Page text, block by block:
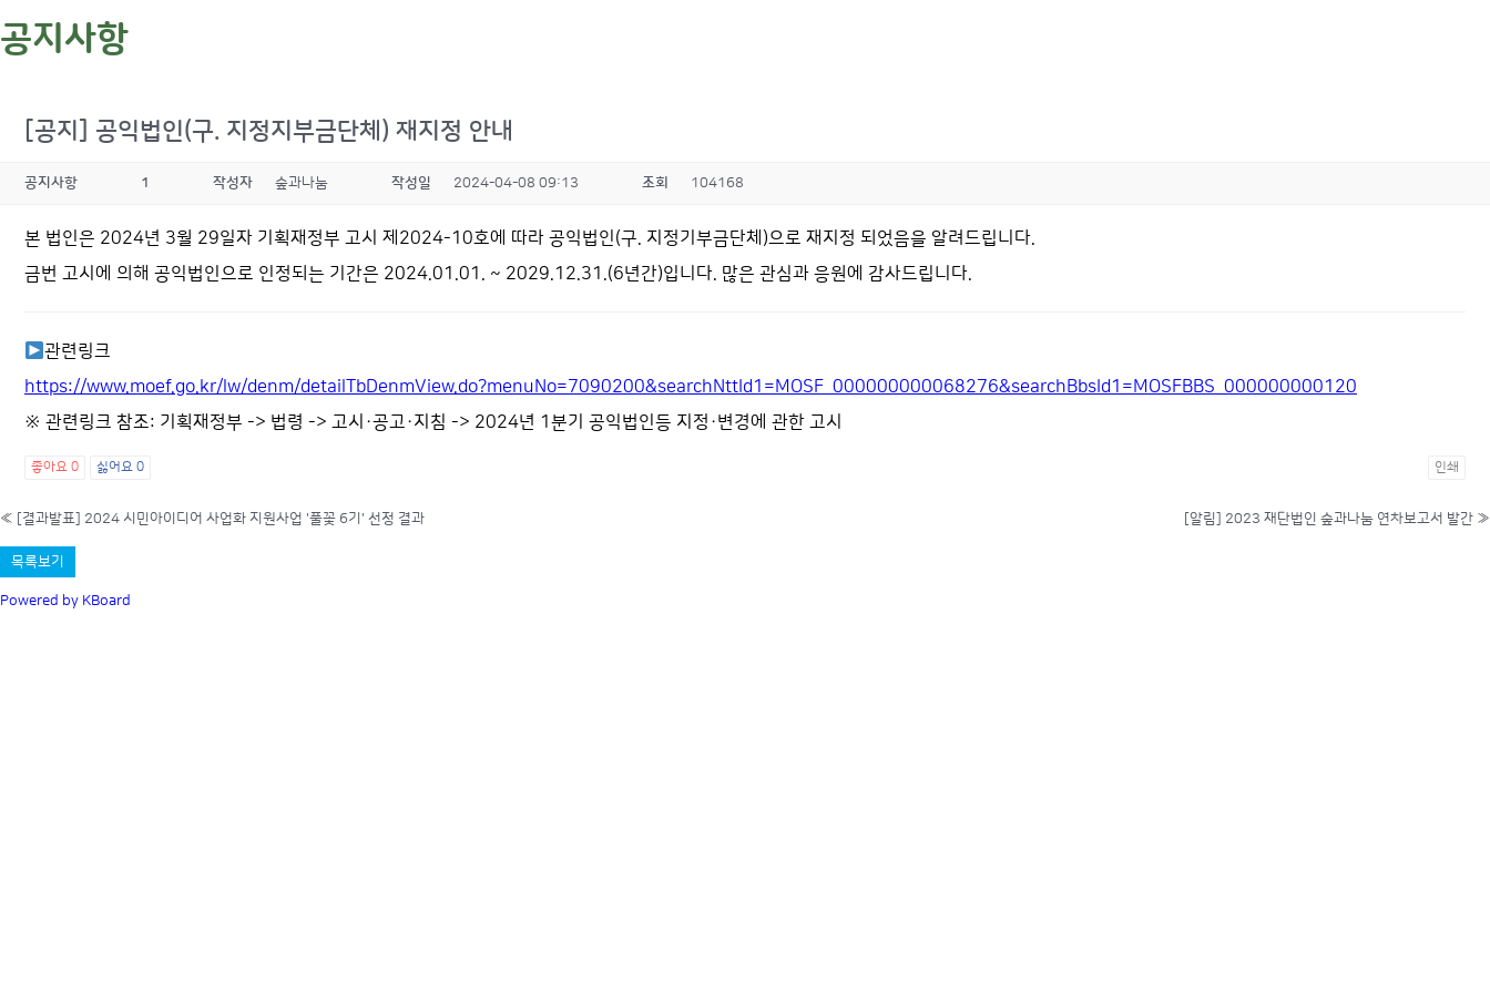
공지사항
[공지] 공익법인(구. 지정지부금단체) 재지정 안내
공지사항 1 작성자 숲과나눔 작성일 2024-04-08 09:13 조회 104168
본 법인은 2024년 3월 29일자 기획재정부 고시 제2024-10호에 따라 공익법인(구. 지정기부금단체)으로 재지정 되었음을 알려드립니다.
금번 고시에 의해 공익법인으로 인정되는 기간은 2024.01.01. ~ 2029.12.31.(6년간)입니다. 많은 관심과 응원에 감사드립니다.
관련링크
https://www.moef.go.kr/lw/denm/detailTbDenmView.do?menuNo=7090200&searchNttId1=MOSF_000000000068276&searchBbsId1=MOSFBBS_000000000120
※ 관련링크 참조: 기획재정부 -> 법령 -> 고시·공고·지침 -> 2024년 1분기 공익법인등 지정·변경에 관한 고시
좋아요 0 싫어요 0 인쇄
« [결과발표] 2024 시민아이디어 사업화 지원사업 '풀꽃 6기' 선정 결과 [알림] 2023 재단법인 숲과나눔 연차보고서 발간 »
목록보기
Powered by KBoard